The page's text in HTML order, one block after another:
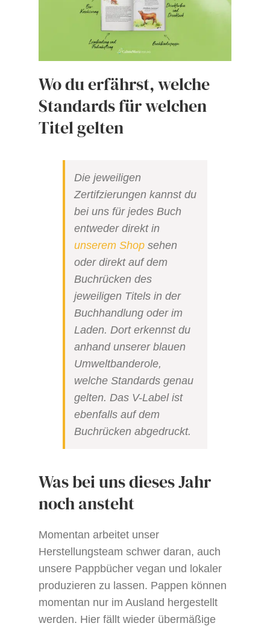
Wo du erfährst, welche
Standards für welchen
Titel gelten
Die jeweiligen
Zertifzierungen kannst du
bei uns für jedes Buch
entweder direkt in
unserem Shop sehen
oder direkt auf dem
Buchrücken des
jeweiligen Titels in der
Buchhandlung oder im
Laden. Dort erkennst du
anhand unserer blauen
Umweltbanderole,
welche Standards genau
gelten. Das V-Label ist
ebenfalls auf dem
Buchrücken abgedruckt.
Was bei uns dieses Jahr
noch ansteht
Momentan arbeitet unser
Herstellungsteam schwer daran, auch
unsere Pappbücher vegan und lokaler
produzieren zu lassen. Pappen können
momentan nur im Ausland hergestellt
werden. Hier fällt wieder übermäßige